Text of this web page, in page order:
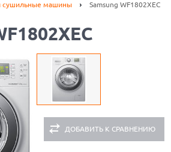
сушильные машины Samsung WF1802XEC
ДОБАВИТЬ К СРАВНЕНИЮ